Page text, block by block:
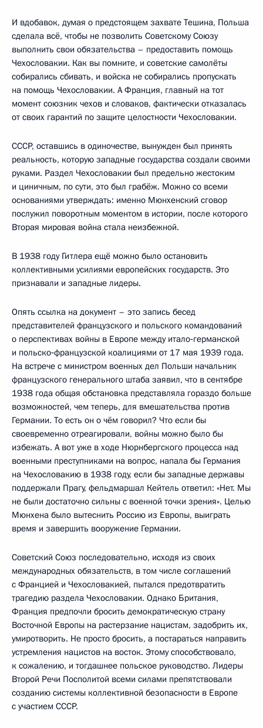
И вдобавок, думая о предстоящем захвате Тешина, Польша
сделала всё, чтобы не позволить Советскому Союзу
выполнить свои обязательства – предоставить помощь
Чехословакии. Как вы помните, и советские самолёты
собирались сбивать, и войска не собирались пропускать
на помощь Чехословакии. А Франция, главный на тот
момент союзник чехов и словаков, фактически отказалась
от своих гарантий по защите целостности Чехословакии.
СССР, оставшись в одиночестве, вынужден был принять
реальность, которую западные государства создали своими
руками. Раздел Чехословакии был предельно жестоким
и циничным, по сути, это был грабёж. Можно со всеми
основаниями утверждать: именно Мюнхенский сговор
послужил поворотным моментом в истории, после которого
Вторая мировая война стала неизбежной.
В 1938 году Гитлера ещё можно было остановить
коллективными усилиями европейских государств. Это
признавали и западные лидеры.
Опять ссылка на документ – это запись бесед
представителей французского и польского командований
о перспективах войны в Европе между итало‑германской
и польско‑французской коалициями от 17 мая 1939 года.
На встрече с министром военных дел Польши начальник
французского генерального штаба заявил, что в сентябре
1938 года общая обстановка представляла гораздо больше
возможностей, чем теперь, для вмешательства против
Германии. То есть он о чём говорил? Что если бы
своевременно отреагировали, войны можно было бы
избежать. А вот уже в ходе Нюрнбергского процесса над
военными преступниками на вопрос, напала бы Германия
на Чехословакию в 1938 году, если бы западные державы
поддержали Прагу, фельдмаршал Кейтель ответил: «Нет. Мы
не были достаточно сильны с военной точки зрения». Целью
Мюнхена было вытеснить Россию из Европы, выиграть
время и завершить вооружение Германии.
Советский Союз последовательно, исходя из своих
международных обязательств, в том числе соглашений
с Францией и Чехословакией, пытался предотвратить
трагедию раздела Чехословакии. Однако Британия,
Франция предпочли бросить демократическую страну
Восточной Европы на растерзание нацистам, задобрить их,
умиротворить. Не просто бросить, а постараться направить
устремления нацистов на восток. Этому способствовало,
к сожалению, и тогдашнее польское руководство. Лидеры
Второй Речи Посполитой всеми силами препятствовали
созданию системы коллективной безопасности в Европе
с участием СССР.